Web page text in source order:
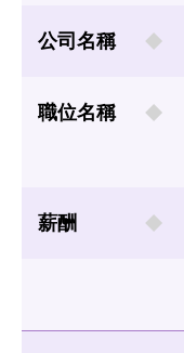
公司名稱
職位名稱
薪酬